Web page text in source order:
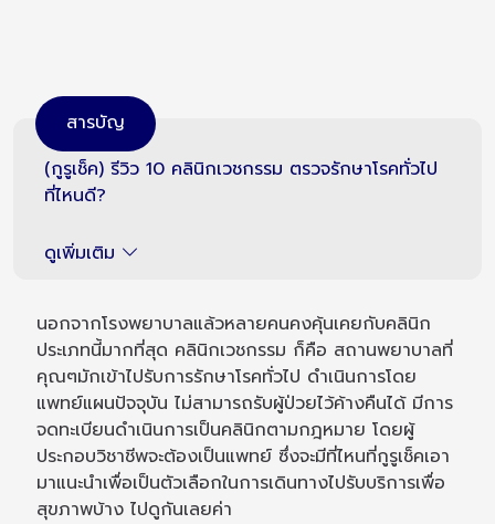
สารบัญ
(กูรูเช็ค) รีวิว 10 คลินิกเวชกรรม ตรวจรักษาโรคทั่วไป
ที่ไหนดี?
ดูเพิ่มเติม
นอกจากโรงพยาบาลแล้วหลายคนคงคุ้นเคยกับคลินิก
ประเภทนี้มากที่สุด คลินิกเวชกรรม ก็คือ สถานพยาบาลที่
คุณๆมักเข้าไปรับการรักษาโรคทั่วไป ดำเนินการโดย
แพทย์แผนปัจจุบัน ไม่สามารถรับผู้ป่วยไว้ค้างคืนได้ มีการ
จดทะเบียนดำเนินการเป็นคลินิกตามกฎหมาย โดยผู้
ประกอบวิชาชีพจะต้องเป็นแพทย์ ซึ่งจะมีที่ไหนที่กูรูเช็คเอา
มาแนะนำเพื่อเป็นตัวเลือกในการเดินทางไปรับบริการเพื่อ
สุขภาพบ้าง ไปดูกันเลยค่า